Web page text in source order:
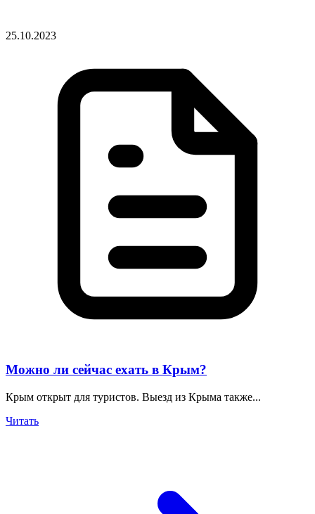
25.10.2023
Можно ли сейчас ехать в Крым?
Крым открыт для туристов. Выезд из Крыма также...
Читать